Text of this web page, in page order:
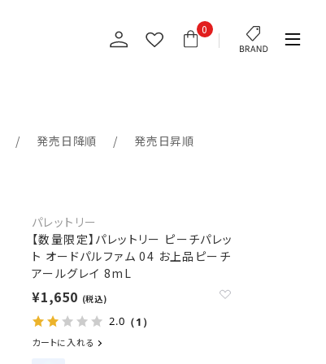
0
発売日降順 発売日昇順
パレットリー
【数量限定】パレットリー ピーチパレッ
ト オードパルファム 04 お上品ピーチ
アールグレイ 8mL
¥1,650 (税込)
2.0 （1）
カートに入れる